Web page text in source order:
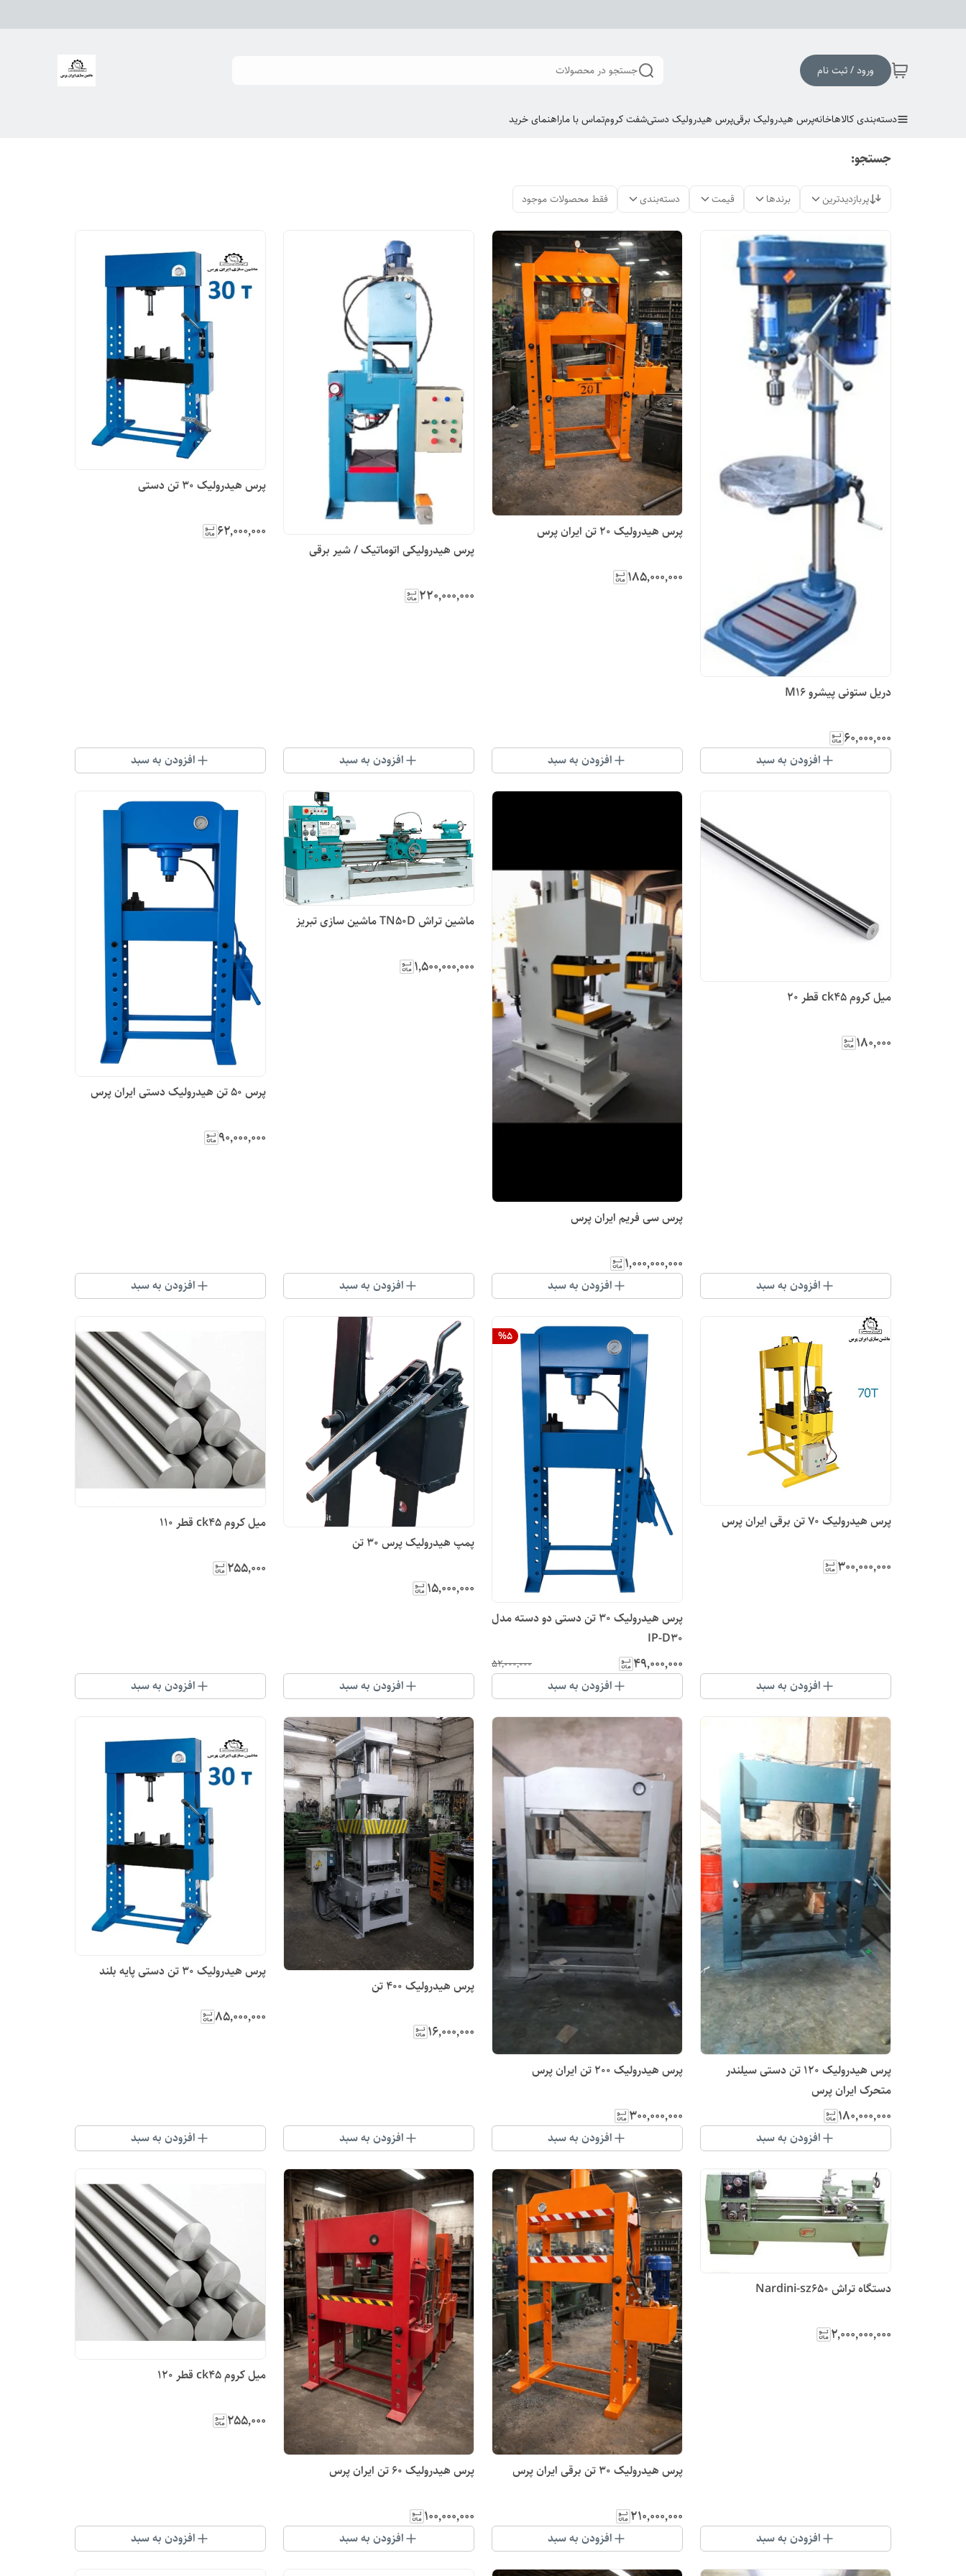
ورود / ثبت نام جستجو در محصولات
دسته‌بندی کالاهاخانهپرس هیدرولیک برقیپرس هیدرولیک دستیشفت کرومتماس با ماراهنمای خرید
جستجو:
پربازدیدترین برندها قیمت دسته‌بندی فقط محصولات موجود
دریل ستونی پیشرو M16
۶۰٬۰۰۰٬۰۰۰
افزودن به سبد
پرس هیدرولیک 20 تن ایران پرس
۱۸۵٬۰۰۰٬۰۰۰
افزودن به سبد
پرس هیدرولیکی اتوماتیک / شیر برقی
۲۲۰٬۰۰۰٬۰۰۰
افزودن به سبد
پرس هیدرولیک 30 تن دستی
۶۲٬۰۰۰٬۰۰۰
افزودن به سبد
میل کروم ck45 قطر 20
۱۸۰٬۰۰۰
افزودن به سبد
پرس سی فریم ایران پرس
۱٬۰۰۰٬۰۰۰٬۰۰۰
افزودن به سبد
ماشین تراش TN۵۰D ماشین سازی تبریز
۱٬۵۰۰٬۰۰۰٬۰۰۰
افزودن به سبد
پرس 50 تن هیدرولیک دستی ایران پرس
۹۰٬۰۰۰٬۰۰۰
افزودن به سبد
پرس هیدرولیک 70 تن برقی ایران پرس
۳۰۰٬۰۰۰٬۰۰۰
افزودن به سبد
%5
پرس هیدرولیک ۳۰ تن دستی دو دسته مدل
IP-D30
۴۹٬۰۰۰٬۰۰۰ ۵۲٬۰۰۰٬۰۰۰
افزودن به سبد
پمپ هیدرولیک پرس ۳۰ تن
۱۵٬۰۰۰٬۰۰۰
افزودن به سبد
میل کروم ck45 قطر 110
۲۵۵٬۰۰۰
افزودن به سبد
پرس هیدرولیک 120 تن دستی سیلندر
متحرک ایران پرس
۱۸۰٬۰۰۰٬۰۰۰
افزودن به سبد
پرس هیدرولیک 200 تن ایران پرس
۳۰۰٬۰۰۰٬۰۰۰
افزودن به سبد
پرس هیدرولیک ۴۰۰ تن
۱۶٬۰۰۰٬۰۰۰
افزودن به سبد
پرس هیدرولیک 30 تن دستی پایه بلند
۸۵٬۰۰۰٬۰۰۰
افزودن به سبد
دستگاه تراش Nardini-sz650
۲٬۰۰۰٬۰۰۰٬۰۰۰
افزودن به سبد
پرس هیدرولیک 30 تن برقی ایران پرس
۲۱۰٬۰۰۰٬۰۰۰
افزودن به سبد
پرس هیدرولیک 60 تن ایران پرس
۱۰۰٬۰۰۰٬۰۰۰
افزودن به سبد
میل کروم ck45 قطر 120
۲۵۵٬۰۰۰
افزودن به سبد